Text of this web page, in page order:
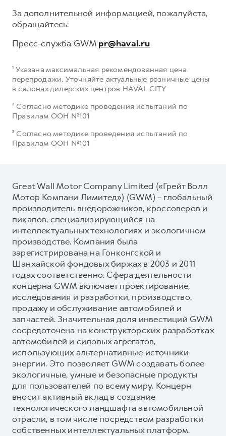
За дополнительной информацией, пожалуйста,
обращайтесь:
Пресс-служба GWM pr@haval.ru
¹ Указана максимальная рекомендованная цена
перепродажи. Уточняйте актуальные розничные цены
в салонах дилерских центров HAVAL CITY
² Согласно методике проведения испытаний по
Правилам ООН №101
³ Согласно методике проведения испытаний по
Правилам ООН №101
Great Wall Motor Company Limited («Грейт Волл
Мотор Компани Лимитед») (GWM) – глобальный
производитель внедорожников, кроссоверов и
пикапов, специализирующийся на
интеллектуальных технологиях и экологичном
производстве. Компания была
зарегистрирована на Гонконгской и
Шанхайской фондовых биржах в 2003 и 2011
годах соответственно. Сфера деятельности
концерна GWM включает проектирование,
исследования и разработки, производство,
продажу и обслуживание автомобилей и
запчастей. Значительная доля инвестиций GWM
сосредоточена на конструкторских разработках
автомобилей и силовых агрегатов,
использующих альтернативные источники
энергии. Это позволяет GWM создавать более
экологичные, умные и безопасные продукты
для пользователей по всему миру. Концерн
вносит активный вклад в создание
технологического ландшафта автомобильной
отрасли, в том числе посредством разработки
собственных интеллектуальных платформ.